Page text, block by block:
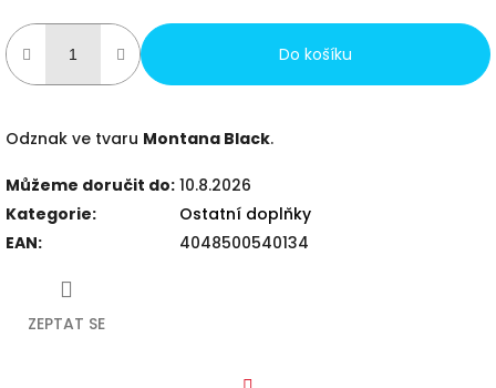
Do košíku
Odznak ve tvaru Montana Black.
Můžeme doručit do: 10.8.2026
Kategorie:
Ostatní doplňky
EAN: 4048500540134
ZEPTAT SE